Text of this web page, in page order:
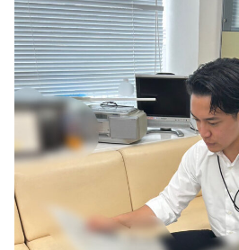
探偵！ナイトスクープ
news おかえり
河合＆A.B.C-Z塚田×福井アナ「
（news おかえり）
DAIGOも台所 ～きょうの献立 何
本日はダイアンなり！シーズン
朝だ！生です旅サラダ
教えて！ニュースライブ 正義の
ＬＩＦＥ～夢のカタチ～